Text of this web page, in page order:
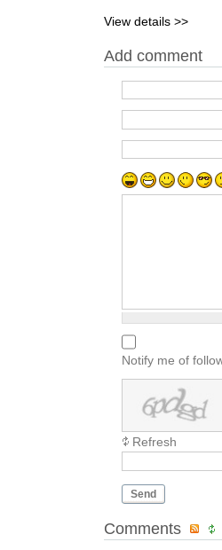
View details >>
Add comment
Notify me of
Refresh
Send
Comments